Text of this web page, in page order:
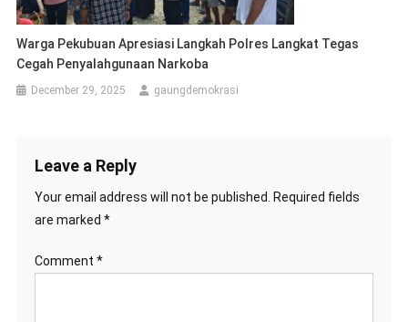
Warga Pekubuan Apresiasi Langkah Polres Langkat Tegas
Cegah Penyalahgunaan Narkoba
December 29, 2025 gaungdemokrasi
Leave a Reply
Your email address will not be published. Required fields
are marked *
Comment *